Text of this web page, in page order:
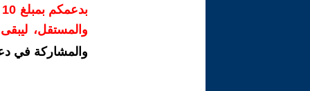
والمستقل،
والمشاركة في